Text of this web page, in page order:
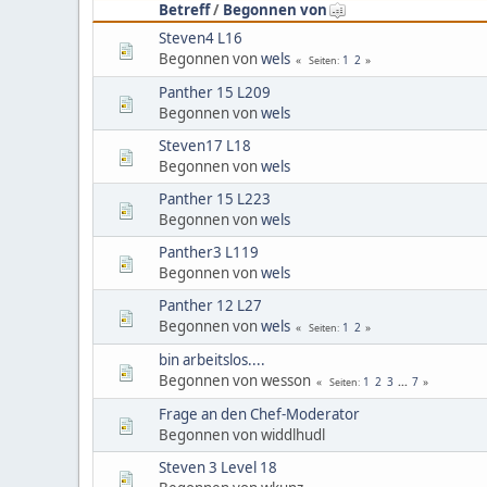
Betreff/ Begonnen von
Steven4 L16
Begonnen vonwels Seiten 1 2
Panther 15 L209
Begonnen vonwels
Steven17 L18
Begonnen vonwels
Panther 15 L223
Begonnen vonwels
Panther3 L119
Begonnen vonwels
Panther 12 L27
Begonnen vonwels Seiten 1 2
bin arbeitslos....
Begonnen von wesson
Seiten 1 2 3 ... 7
Frage an den Chef-Moderator
Begonnen von widdlhudl
Steven 3 Level 18